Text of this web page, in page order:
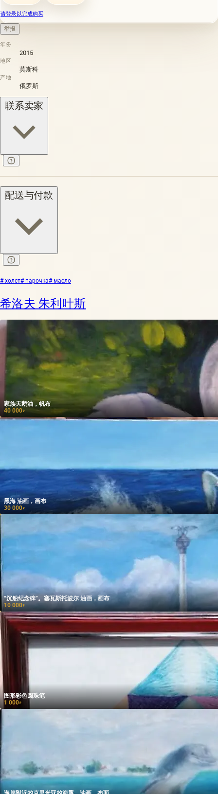
请登录以完成购买
举报
年份
2015
地区
莫斯科
产地
俄罗斯
联系卖家
配送与付款
# холст# парочка# масло
希洛夫 朱利叶斯
家族天鹅油，帆布
40 000₽
黑海 油画，画布
30 000₽
“沉船纪念碑”。塞瓦斯托波尔 油画，画布
10 000₽
图形彩色圆珠笔
1 000₽